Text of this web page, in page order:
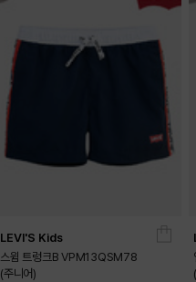
LEVI'S Kids
스윔 트렁크B VPM13QSM78
(주니어)